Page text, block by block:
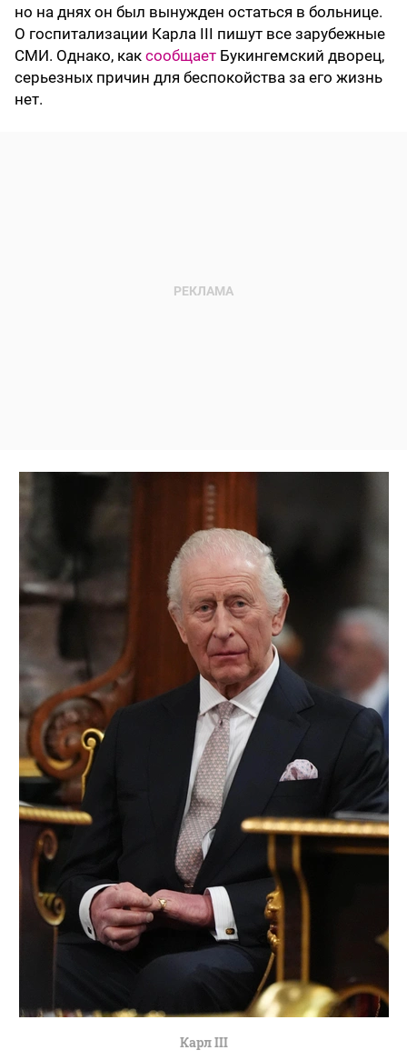
но на днях он был вынужден остаться в больнице.
О госпитализации Карла III пишут все зарубежные
СМИ. Однако, как сообщает Букингемский дворец,
серьезных причин для беспокойства за его жизнь
нет.
Карл III